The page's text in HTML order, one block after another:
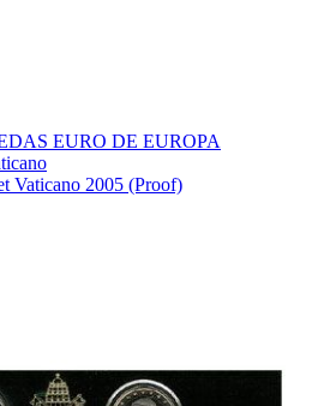
EURO DE EUROPA
Vaticano 2005 (Proof)